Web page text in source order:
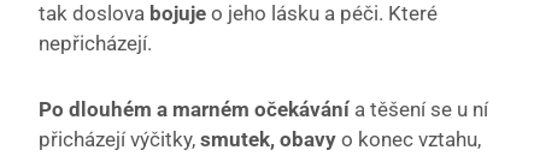
tak doslova bojuje o jeho lásku a péči. Které
nepřicházejí.
Po dlouhém a marném očekávání a těšení se u ní
přicházejí výčitky,smutek, obavyo konec vztahu,